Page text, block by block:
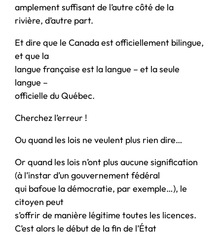
amplement suffisant de l’autre côté de la
rivière, d’autre part.
Et dire que le Canada est officiellement bilingue,
et que la
langue française est la langue – et la seule
langue –
officielle du Québec.
Cherchez l’erreur !
Ou quand les lois ne veulent plus rien dire…
Or quand les lois n’ont plus aucune signification
(à l’instar d’un gouvernement fédéral
qui bafoue la démocratie, par exemple…), le
citoyen peut
s’offrir de manière légitime toutes les licences.
C’est alors le début de la fin de l’État